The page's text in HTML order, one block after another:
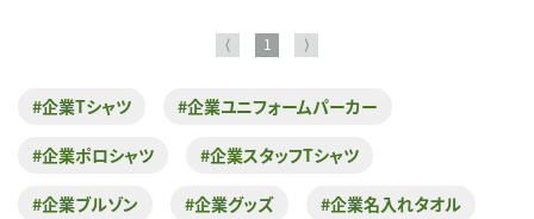
⟨ 1 ⟩
#企業Tシャツ #企業ユニフォームパーカー
#企業ポロシャツ #企業スタッフTシャツ
#企業ブルゾン #企業グッズ #企業名入れタオル